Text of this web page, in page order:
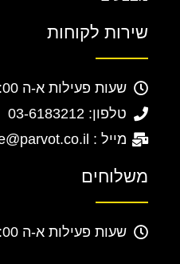
שירות לקוחות
שעות פעילות א-ה 10:00-16:00
טלפון: 03-6183212
מייל : Moshe@parvot.co.il
משלוחים
שעות פעילות א-ה 10:00-16:00